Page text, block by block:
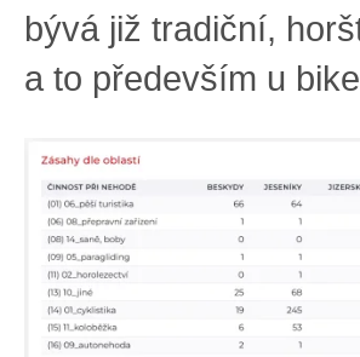
bývá již tradiční,
a to především u